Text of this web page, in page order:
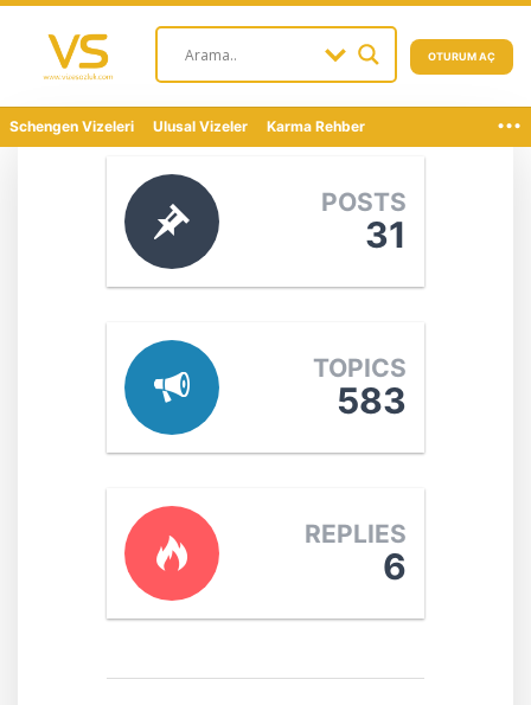
OTURUM AÇ
Schengen Vizeleri Ulusal Vizeler Karma Rehber ...
POSTS
31
TOPICS
583
REPLIES
6